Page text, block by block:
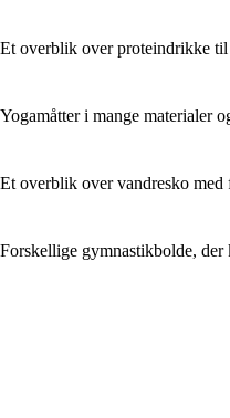
Et overblik over proteindrikke
Yogamåtter i mange materialer
Et overblik over vandresko
Forskellige gymnastikbolde,